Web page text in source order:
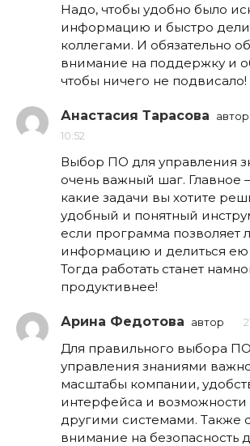
Надо, чтобы удобно было
информацию и быстро
коллегами. И обязательно
внимание на поддержку и
чтобы ничего не подвисало!
Анастасия Тарасова автор
10:52
Выбор ПО для управления
очень важный шаг. Главное
какие задачи вы хотите
удобный и понятный
если программа позволяет
информацию и делиться ею
Тогда работать станет
продуктивнее!
Арина Федотова автор
Для правильного выбора
управления знаниями
масштабы компании,
интерфейса и возможности
другими системами. Также
внимание на безопасность